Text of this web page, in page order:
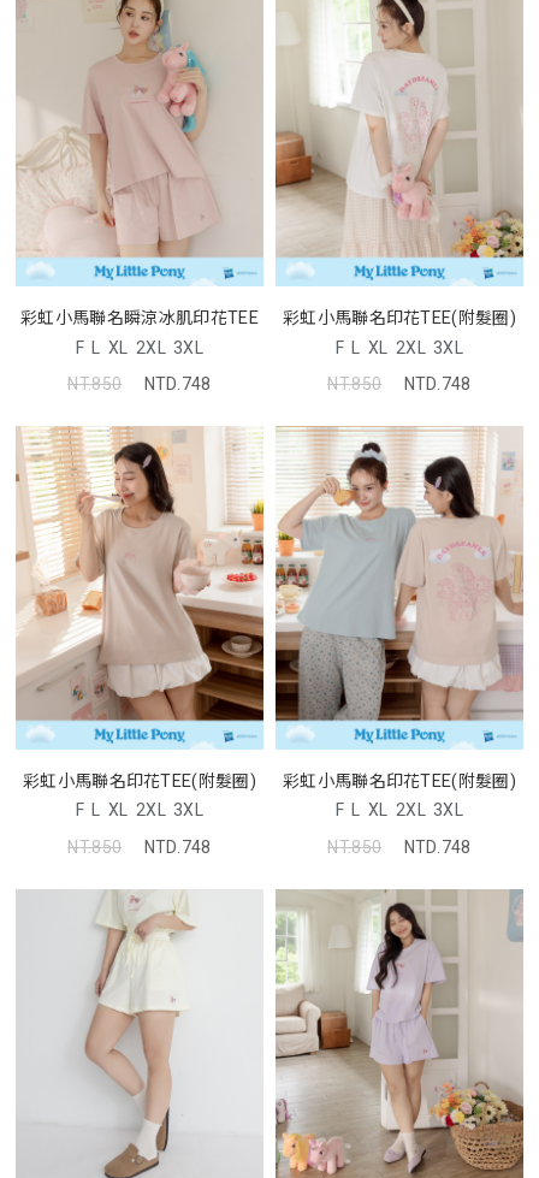
彩虹小馬聯名瞬涼冰肌印花TEE
F L XL 2XL 3XL
NT.850
NTD.748
彩虹小馬聯名印花TEE(附髮圈)
F L XL 2XL 3XL
NT.850
NTD.748
彩虹小馬聯名印花TEE(附髮圈)
F L XL 2XL 3XL
NT.850
NTD.748
彩虹小馬聯名印花TEE(附髮圈)
F L XL 2XL 3XL
NT.850
NTD.748